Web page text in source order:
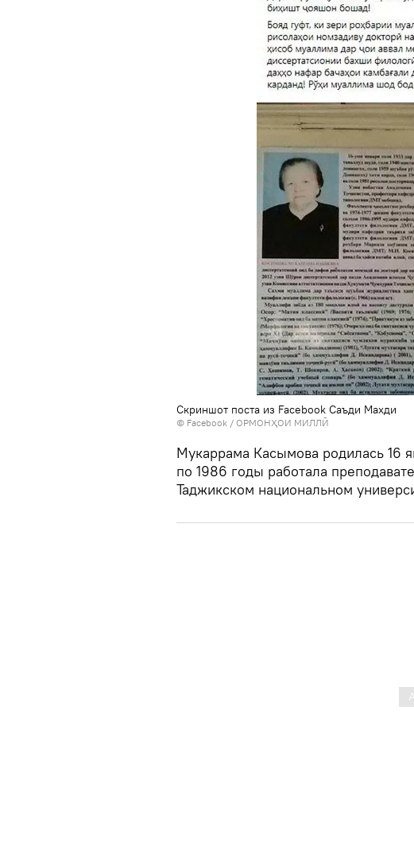
Скриншот поста из Facebook Саъди Махди
© Facebook / ОРМОНҲОИ МИЛЛӢ
Мукаррама Касымова родилась 16
по 1986 годы работала
Таджикском национальном